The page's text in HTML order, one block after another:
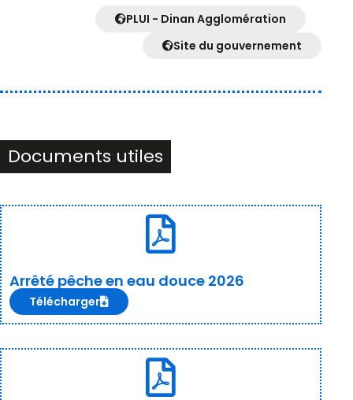
PLUI - Dinan Agglomération
Site du gouvernement
Documents utiles
Arrêté pêche en eau douce 2026
Télécharger